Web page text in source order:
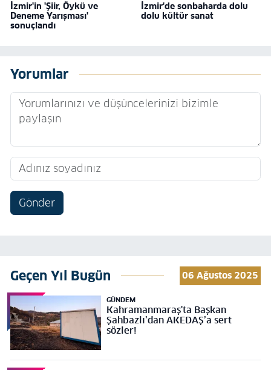
İzmir'in 'Şiir, Öykü ve
Deneme Yarışması'
sonuçlandı
İzmir'de sonbaharda dolu
dolu kültür sanat
Yorumlar
Gönder
Geçen Yıl Bugün 06 Ağustos 2025
GÜNDEM
Kahramanmaraş'ta Başkan
Şahbazlı’dan AKEDAŞ’a sert
sözler!